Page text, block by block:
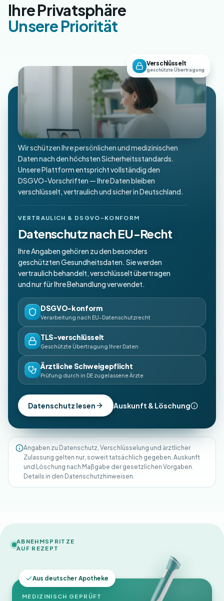
Ihre Privatsphäre
Unsere Priorität
Verschlüsselt
geschützte Übertragung
Wir schützen Ihre persönlichen und medizinischen
Daten nach den höchsten Sicherheitsstandards.
Unsere Plattform entspricht vollständig den
DSGVO-Vorschriften — Ihre Daten bleiben
verschlüsselt, vertraulich und sicher in Deutschland.
VERTRAULICH & DSGVO-KONFORM
Datenschutz nach EU-Recht
Ihre Angaben gehören zu den besonders
geschützten Gesundheitsdaten. Sie werden
vertraulich behandelt, verschlüsselt übertragen
und nur für Ihre Behandlung verwendet.
DSGVO-konform
Verarbeitung nach EU-Datenschutzrecht
TLS-verschlüsselt
Geschützte Übertragung Ihrer Daten
Ärztliche Schweigepflicht
Prüfung durch in DE zugelassene Ärzte
Datenschutz lesen Auskunft & Löschung
Angaben zu Datenschutz, Verschlüsselung und ärztlicher
Zulassung gelten nur, soweit tatsächlich gegeben. Auskunft
und Löschung nach Maßgabe der gesetzlichen Vorgaben.
Details in den Datenschutzhinweisen.
ABNEHMSPRITZE
AUF REZEPT
Aus deutscher Apotheke
MEDIZINISCH GEPRÜFT